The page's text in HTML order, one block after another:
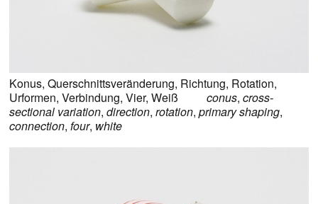
Konus, Querschnittsveränderung, Richtung, Rotation,
Urformen, Verbindung, Vier, Weiß conus, cross-
sectional variation, direction, rotation, primary shaping,
connection, four, white